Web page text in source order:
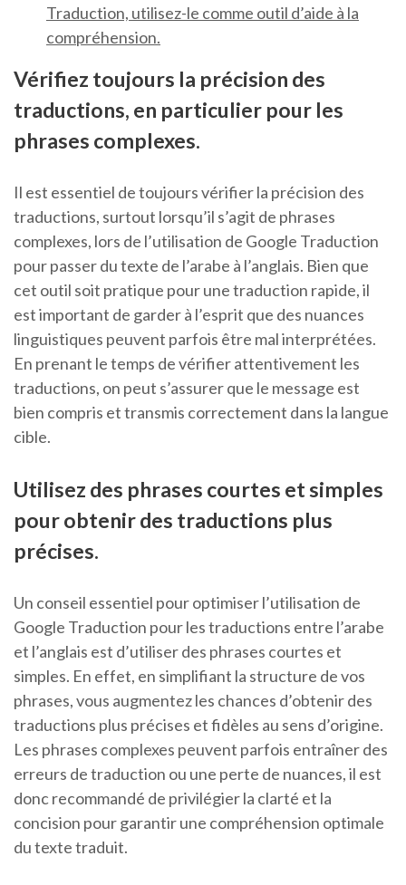
Traduction, utilisez-le comme outil d’aide à la
compréhension.
Vérifiez toujours la précision des
traductions, en particulier pour les
phrases complexes.
Il est essentiel de toujours vérifier la précision des
traductions, surtout lorsqu’il s’agit de phrases
complexes, lors de l’utilisation de Google Traduction
pour passer du texte de l’arabe à l’anglais. Bien que
cet outil soit pratique pour une traduction rapide, il
est important de garder à l’esprit que des nuances
linguistiques peuvent parfois être mal interprétées.
En prenant le temps de vérifier attentivement les
traductions, on peut s’assurer que le message est
bien compris et transmis correctement dans la langue
cible.
Utilisez des phrases courtes et simples
pour obtenir des traductions plus
précises.
Un conseil essentiel pour optimiser l’utilisation de
Google Traduction pour les traductions entre l’arabe
et l’anglais est d’utiliser des phrases courtes et
simples. En effet, en simplifiant la structure de vos
phrases, vous augmentez les chances d’obtenir des
traductions plus précises et fidèles au sens d’origine.
Les phrases complexes peuvent parfois entraîner des
erreurs de traduction ou une perte de nuances, il est
donc recommandé de privilégier la clarté et la
concision pour garantir une compréhension optimale
du texte traduit.